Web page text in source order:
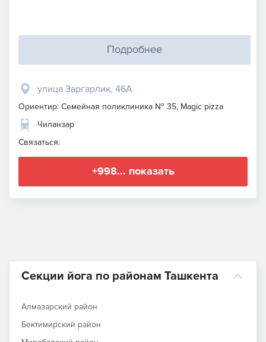
Подробнее
улица Заргарлик, 46А
Ориентир: Семейная поликлиника № 35, Magic pizza
Чиланзар
Связаться:
+998... показать
Секции йога по районам Ташкента
Алмазарский район
Бектимирский район